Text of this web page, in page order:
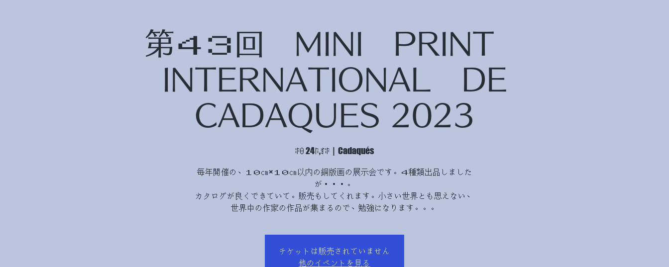
第４３回 MINI PRINT
INTERNATIONAL DE
CADAQUES 2023
ꃘꆪ 24ꑍ,ꆏꃘ
  |
Cadaqués
毎年開催の、１０㎝×１０㎝以内の銅版画の展示会です。４種類出品しました
が・・・。
カタログが良くできていて。販売もしてくれます。小さい世界とも思えない、
世界中の作家の作品が集まるので、勉強になります。。。
チケットは販売されていません
他のイベントを見る